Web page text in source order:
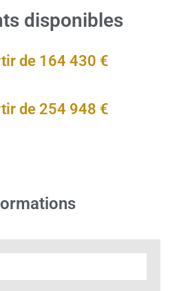
disponibles
de 164 430 €
de 254 948 €